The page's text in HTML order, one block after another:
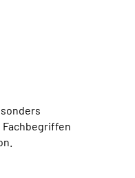
Fachbegriffen